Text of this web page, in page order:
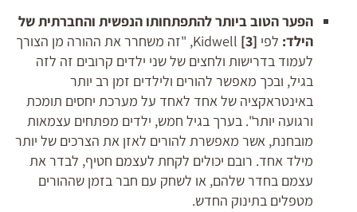
הפער הטוב ביותר להתפתחותו הנפשית והחברתית של
הילד: לפי Kidwell [3]
, "זה משחרר את ההורה מן הצורך
לעמוד בדרישות ולחצים של שני ילדים קרובים זה לזה
בגיל, ובכך מאפשר להורים ולילדים זמן רב יותר
באינטראקציה של אחד לאחד על מערכת יחסים תומכת
ורגועה יותר". בערך בגיל חמש, ילדים מפתחים עצמאות
מובחנת, אשר מאפשרת להורים לאזן את הצרכים של יותר
מילד אחד. רובם יכולים לקחת לעצמם חטיף, לבדר את
עצמם בחדר שלהם, או לשחק עם חבר בזמן שההורים
מטפלים בתינוק החדש.